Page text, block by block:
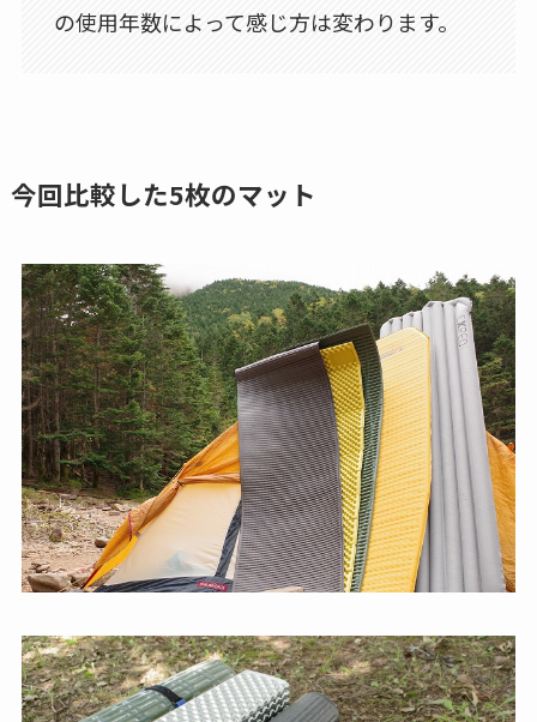
の使用年数によって感じ方は変わります。
今回比較した5枚のマット